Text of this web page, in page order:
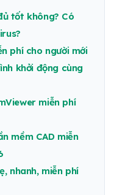
tốt không? Có
phí cho người mới
khởi động cùng
miễn phí
mềm CAD miễn
nhanh, miễn phí